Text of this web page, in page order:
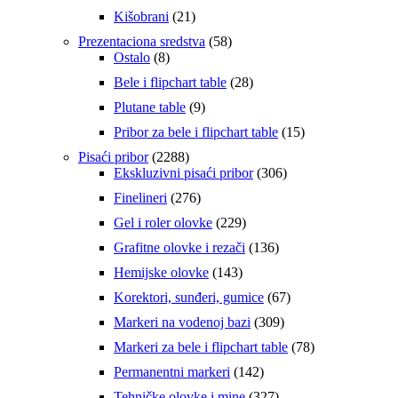
OFFICE Folija L 100myc 990102
RSD
optima®made in China
Quick view
Sveska S-cool Premium Boy’s collection A5 MP
s-cool® made in Srbija
Sveska S-cool Premium Boy’s collection A5 MP
Kišobrani 2121
Prezentaciona sredstva 5858
Ostalo 88
Bele i flipchart table 2828
Plutane table 99
Pribor za bele i flipchart table 1515
Pisaći pribor 22882288
proizvoda
Ekskluzivni pisaći pribor 306306
Finelineri 276276
Gel i roler olovke 229229
Grafitne olovke i rezači 136136
Hemijske olovke 143143
Korektori, sunđeri, gumice 6767
Markeri na vodenoj bazi 309309
Markeri za bele i flipchart table 7878
Permanentni markeri 142142